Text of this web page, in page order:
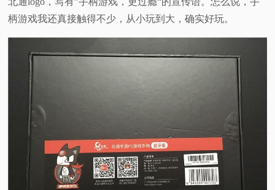
柄游戏我还真接触得不少，从小玩到大，确实好玩。